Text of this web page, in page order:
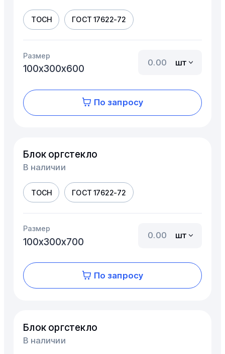
ТОСН ГОСТ 17622-72
Размер
100х300х600
шт
По запросу
Блок оргстекло
В наличии
ТОСН ГОСТ 17622-72
Размер
100х300х700
шт
По запросу
Блок оргстекло
В наличии